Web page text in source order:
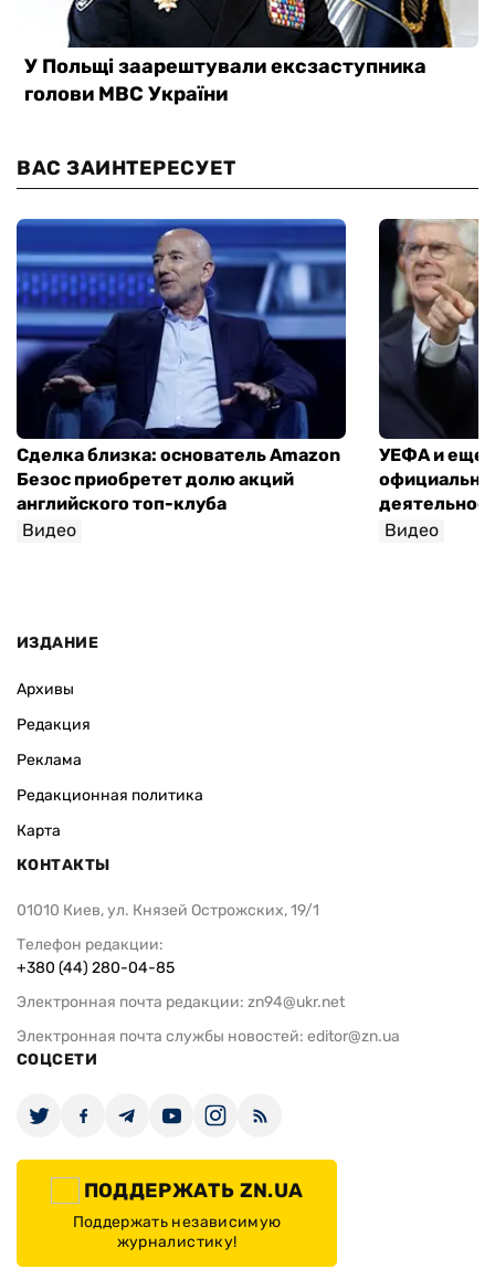
ВАС ЗАИНТЕРЕСУЕТ
Сделка близка: основатель Amazon
Безос приобретет долю акций
английского топ-клуба
Видео
УЕФА и еще
официально
Видео
ИЗДАНИЕ
Архивы
Редакция
Реклама
Редакционная политика
Карта
КОНТАКТЫ
01010 Киев, ул. Князей Острожских, 19/1
Телефон редакции:
+380 (44) 280-04-85
Электронная почта редакции: zn94@ukr.net
Электронная почта службы новостей: editor@zn.ua
СОЦСЕТИ
ПОДДЕРЖАТЬ ZN.UA
Поддержать независимую
журналистику!